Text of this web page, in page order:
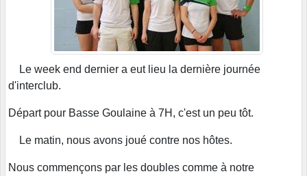
Le week end dernier a eut lieu la dernière journée
d'interclub.
Départ pour Basse Goulaine à 7H, c'est un peu tôt.
Le matin, nous avons joué contre nos hôtes.
Nous commençons par les doubles comme à notre